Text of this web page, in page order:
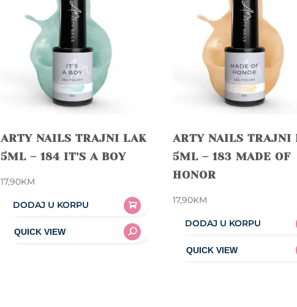
ARTY NAILS TRAJNI LAK
5ML – 184 IT’S A BOY
17,90KM
DODAJ U KORPU
ARTY NAILS TRAJNI
5ML – 183 MADE OF
HONOR
17,90KM
DODAJ U KORPU